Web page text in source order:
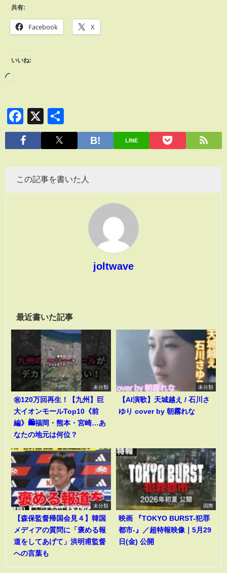
共有:
Facebook X
いいね:
Facebook
X
有
LINE
この記事を書いた人
joltwave
最近書いた記事
未分類
㊗️120万回再生！【九州】巨
大イオンモールTop10《前
編》🛍️福岡・熊本・宮崎…あ
なたの地元は何位？
未分類
【AI演歌】天城越え / 石川さ
ゆり cover by 朝霧れな
未分類
【森保監督帰国会見４】韓国
メディアの質問に「褒める報
道をしてあげて」洪明甫監督
への言葉も
国際
映画 『TOKYO BURST-犯罪
都市-』／超特報映像｜5月29
日(金) 公開